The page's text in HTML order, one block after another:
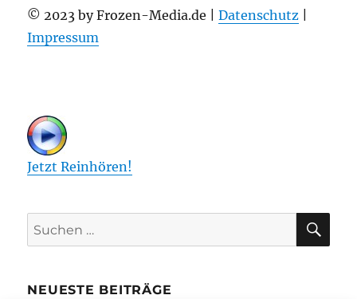
© 2023 by Frozen-Media.de |Datenschutz
Impressum
Jetzt Reinhören!
Suchen
nach:
NEUESTE BEITRÄGE